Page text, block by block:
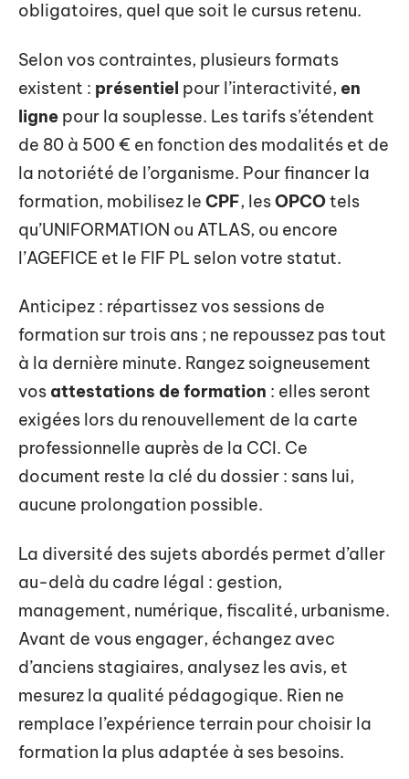
obligatoires, quel que soit le cursus retenu.
Selon vos contraintes, plusieurs formats
existent : présentiel pour l’interactivité, en
ligne pour la souplesse. Les tarifs s’étendent
de 80 à 500 € en fonction des modalités et de
la notoriété de l’organisme. Pour financer la
formation, mobilisez le CPF, lesOPCOtels
qu’UNIFORMATION ou ATLAS, ou encore
l’AGEFICE et le FIF PL selon votre statut.
Anticipez : répartissez vos sessions de
formation sur trois ans ; ne repoussez pas tout
à la dernière minute. Rangez soigneusement
vos attestations de formation : elles seront
exigées lors du renouvellement de la carte
professionnelle auprès de la CCI. Ce
document reste la clé du dossier : sans lui,
aucune prolongation possible.
La diversité des sujets abordés permet d’aller
au-delà du cadre légal : gestion,
management, numérique, fiscalité, urbanisme.
Avant de vous engager, échangez avec
d’anciens stagiaires, analysez les avis, et
mesurez la qualité pédagogique. Rien ne
remplace l’expérience terrain pour choisir la
formation la plus adaptée à ses besoins.